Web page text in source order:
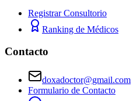
Registrar Consultorio
Ranking de Médicos
Contacto
doxadoctor@gmail.com
Formulario de Contacto